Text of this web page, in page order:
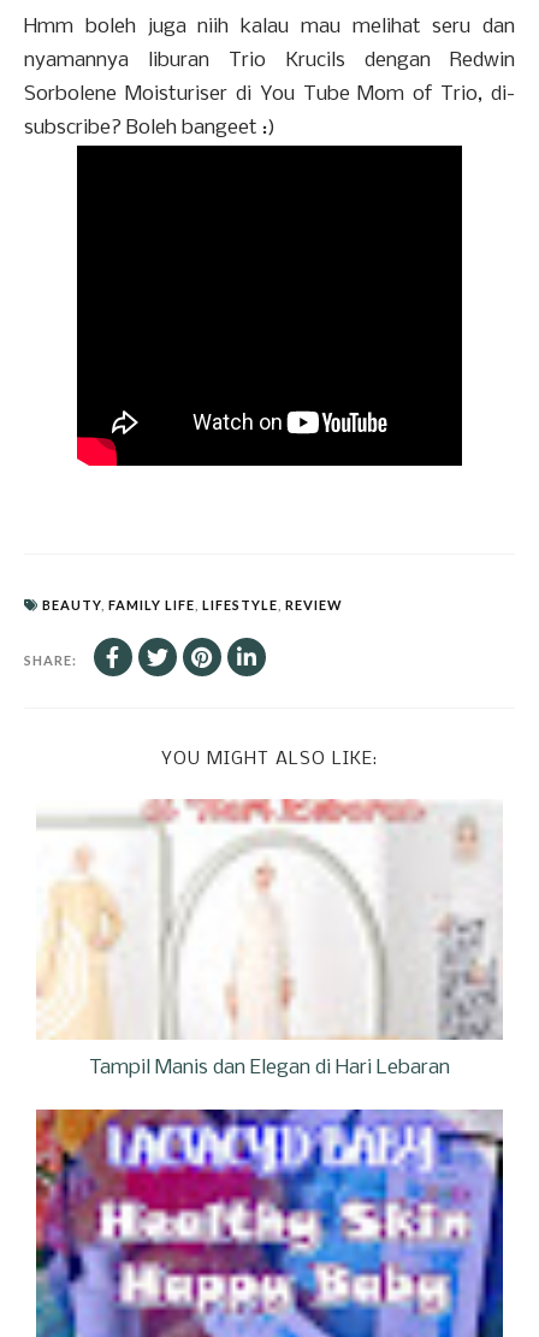
Hmm boleh juga niih kalau mau melihat seru dan
nyamannya liburan Trio Krucils dengan Redwin
Sorbolene Moisturiser di You Tube Mom of Trio, di-
subscribe? Boleh bangeet :)
BEAUTY FAMILY LIFE LIFESTYLE REVIEW
SHARE:
YOU MIGHT ALSO LIKE:
Tampil Manis dan Elegan di Hari Lebaran